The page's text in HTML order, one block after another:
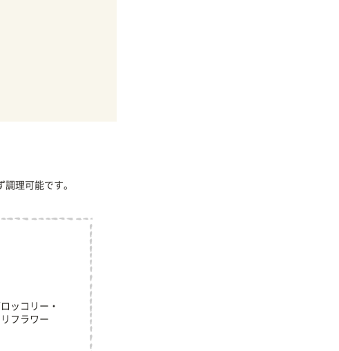
理可能です。
ッコリー・
フラワー